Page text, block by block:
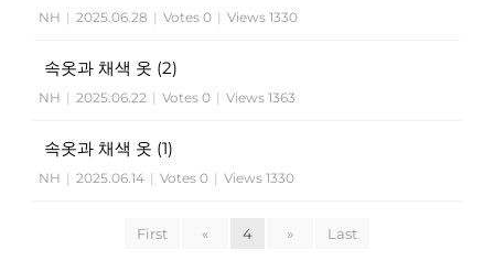
NH | 2025.06.28 | Votes 0 | Views 1330
속옷과 채색 옷 (2)
NH | 2025.06.22 | Votes 0 | Views 1363
속옷과 채색 옷 (1)
NH | 2025.06.14 | Votes 0 | Views 1330
First « 4 » Last